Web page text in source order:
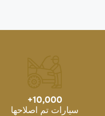
10,000
+
سيارات تم اصلاحها